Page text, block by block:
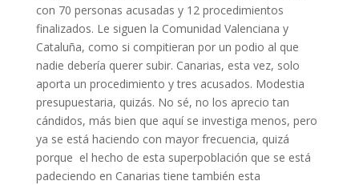
con 70 personas acusadas y 12 procedimientos
finalizados. Le siguen la Comunidad Valenciana y
Cataluña, como si compitieran por un podio al que
nadie debería querer subir. Canarias, esta vez, solo
aporta un procedimiento y tres acusados. Modestia
presupuestaria, quizás. No sé, no los aprecio tan
cándidos, más bien que aquí se investiga menos, pero
ya se está haciendo con mayor frecuencia, quizá
porque el hecho de esta superpoblación que se está
padeciendo en Canarias tiene también esta